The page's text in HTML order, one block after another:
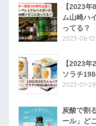
【2023
ム山崎ハ
ってる？
2023-06-12
【2023
ソラチ
2023-01-29
炭酸で割
ール」ど